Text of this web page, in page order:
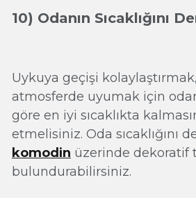
10) Odanın Sıcaklığını
Uykuya geçişi
atmosferde uyumak için
göre en iyi sıcaklıkta
etmelisiniz. Oda sıcaklığını
komodin üzerinde dekoratif
bulundurabilirsiniz.